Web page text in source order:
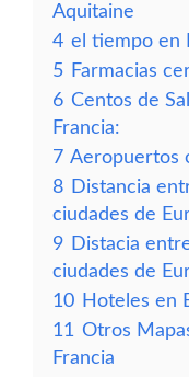
Aquitaine
4 el tiempo en
5 Farmacias
6 Centos de
Francia:
7 Aeropuertos
8 Distancia
ciudades de
9 Distacia
ciudades de
10 Hoteles en
11 Otros
Francia